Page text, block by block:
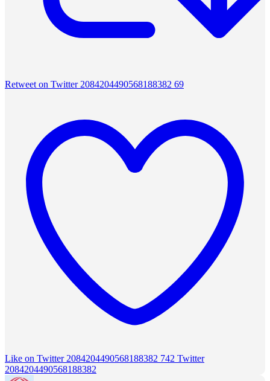
Retweet on Twitter 2084204490568188382 69
Like on Twitter 2084204490568188382 742 Twitter
2084204490568188382